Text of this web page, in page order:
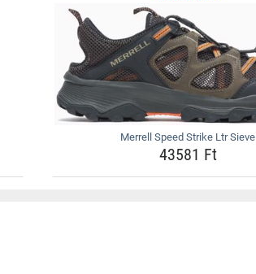
Merrell Speed Strike Ltr Sieve
43581 Ft